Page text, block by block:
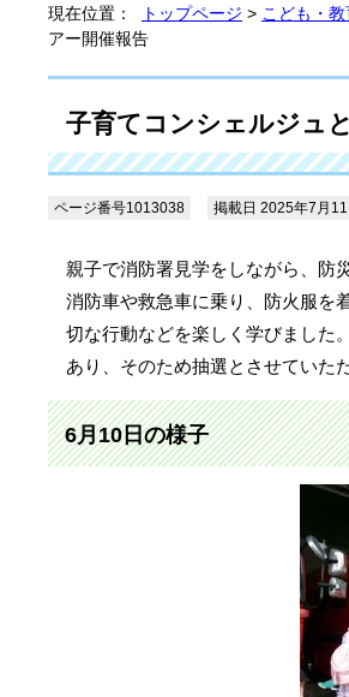
現在位置： トップページ > こども・教
アー開催報告
子育てコンシェルジュ
ページ番号1013038 掲載日 2025年7月
親子で消防署見学をしながら、防
消防車や救急車に乗り、防火服を
切な行動などを楽しく学びました
あり、そのため抽選とさせていた
6月10日の様子